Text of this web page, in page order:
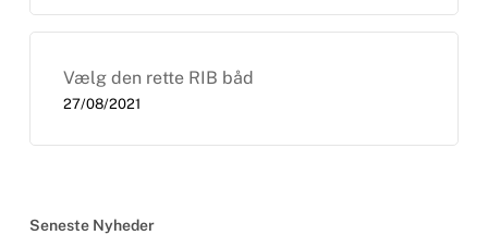
Vælg den rette RIB båd
27/08/2021
Seneste Nyheder